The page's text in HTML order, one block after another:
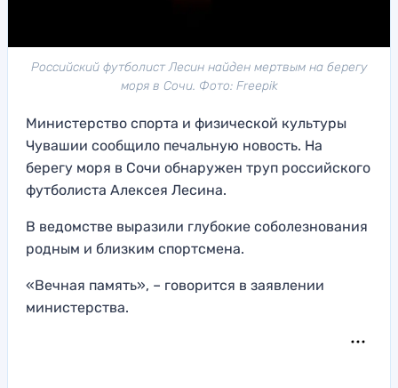
Российский футболист Лесин найден мертвым на берегу
моря в Сочи. Фото: Freepik
Министерство спорта и физической культуры
Чувашии сообщило печальную новость. На
берегу моря в Сочи обнаружен труп российского
футболиста Алексея Лесина.
В ведомстве выразили глубокие соболезнования
родным и близким спортсмена.
«Вечная память», – говорится в заявлении
министерства.